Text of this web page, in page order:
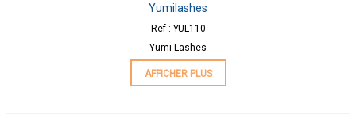
Yumilashes
Ref : YUL110
Yumi Lashes
AFFICHER PLUS